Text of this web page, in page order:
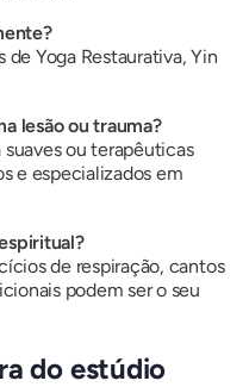
Yoga Restaurativa, Yin
lesão ou trauma?
ou terapêuticas
e especializados em
de respiração, cantos
podem ser o seu
do estúdio